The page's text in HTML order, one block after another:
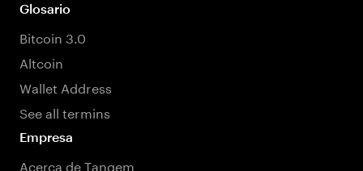
Glosario
Bitcoin 3.0
Altcoin
Wallet Address
See all termins
Empresa
Acerca de Tangem